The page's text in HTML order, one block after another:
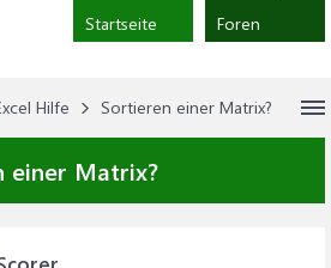
Hilfe Sortieren einer Matrix?
einer Matrix?
Startseite Foren